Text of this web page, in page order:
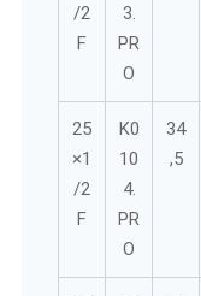
/2
F
3.
PR
O
25
×1
/2
F
K0
10
4.
PR
O
34
,5